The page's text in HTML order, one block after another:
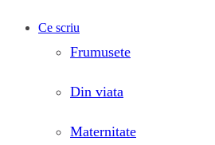
Ce scriu
Frumusete
Din viata
Maternitate